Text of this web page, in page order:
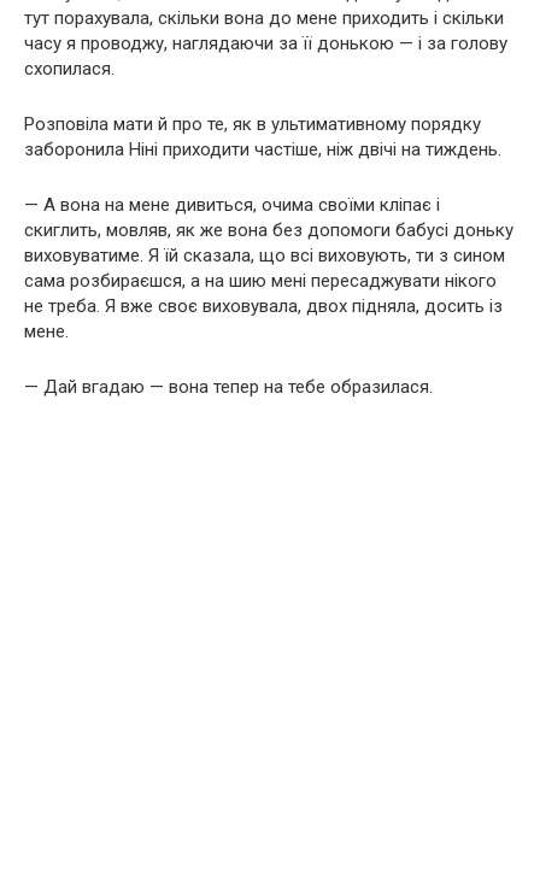
тут порахувала, скільки вона до мене приходить і скільки
часу я проводжу, наглядаючи за її донькою — і за голову
схопилася.
Розповіла мати й про те, як в ультимативному порядку
заборонила Ніні приходити частіше, ніж двічі на тиждень.
— А вона на мене дивиться, очима своїми кліпає і
скиглить, мовляв, як же вона без допомоги бабусі доньку
виховуватиме. Я їй сказала, що всі виховують, ти з сином
сама розбираєшся, а на шию мені пересаджувати нікого
не треба. Я вже своє виховувала, двох підняла, досить із
мене.
— Дай вгадаю — вона тепер на тебе образилася.